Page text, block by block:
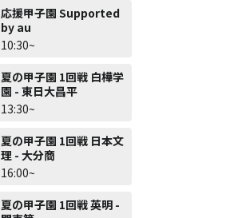
応援甲子園 Supported
by au
10:30~
夏の甲子園 1回戦 白樺学
園 - 東日大昌平
13:30~
夏の甲子園 1回戦 日本文
理 - 大分商
16:00~
夏の甲子園 1回戦 英明 -